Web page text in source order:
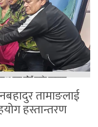
तामाङलाई
हस्तान्तरण